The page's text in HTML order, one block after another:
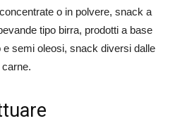
o in polvere, snack a
tipo birra, prodotti a base
semi oleosi, snack diversi dalle